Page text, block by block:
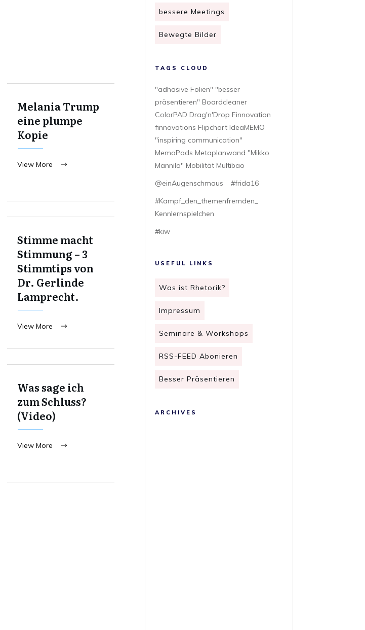
Melania Trump
eine plumpe
Kopie
View More
Stimme macht
Stimmung – 3
Stimmtips von
Dr. Gerlinde
Lamprecht.
View More
Was sage ich
zum Schluss?
(Video)
View More
bessere Meetings
Bewegte Bilder
TAGS CLOUD
"adhäsive Folien" "besser
präsentieren" Boardcleaner
ColorPAD Drag'n'Drop Finnovation
finnovations Flipchart IdeaMEMO
"inspiring communication"
MemoPads Metaplanwand "Mikko
Mannila" Mobilität Multibao
@einAugenschmaus
#frida16
#Kampf_den_themenfremden_
Kennlernspielchen
#kiw
USEFUL LINKS
Was ist Rhetorik?
Impressum
Seminare & Workshops
RSS-FEED Abonieren
Besser Präsentieren
ARCHIVES